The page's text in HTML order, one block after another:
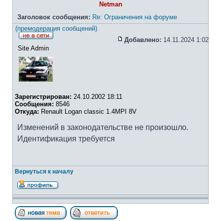
Netman
Заголовок сообщения: Re: Ограничения на форуме
(премодерация сообщений)
Добавлено: 14.11.2024 1:02
Site Admin
Зарегистрирован: 24.10.2002 18:11
Сообщения: 8546
Откуда: Renault Logan classic 1.4MPI 8V
Изменений в законодательстве не произошло.
Идентификация требуется
Вернуться к началу